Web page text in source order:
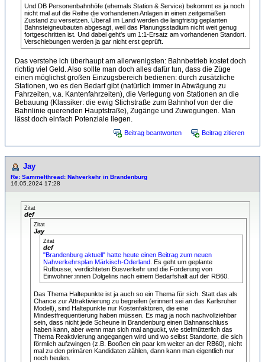
Und DB Personenbahnhöfe (ehemals Station & Service) bekommt es ja noch
nicht mal auf die Reihe die vorhandenen Anlagen in einen zeitgemäßen
Zustand zu versetzen. Überall im Land werden die langfristig geplanten
Bahnsteigneubauten abgesagt, weil das Planungsstadium nicht weit genug
fortgeschritten ist. Und dabei geht's um 1:1-Ersatz am vorhandenen Standort.
Verschiebungen werden ja gar nicht erst geprüft.
Das verstehe ich überhaupt am allerwenigsten: Bahnbetrieb kostet doch
richtig viel Geld. Also sollte man doch alles dafür tun, dass die Züge
einen möglichst großen Einzugsbereich bedienen: durch zusätzliche
Stationen, wo es den Bedarf gibt (natürlich immer in Abwägung zu
Fahrzeiten, v.a. Kantenfahrzeiten), die Verlegung von Stationen an die
Bebauung (Klassiker: die ewig Stichstraße zum Bahnhof von der die
Bahnlinie querenden Hauptstraße), Zugänge und Zuwegungen. Man
lässt doch einfach Potenziale liegen.
Beitrag beantworten Beitrag zitieren
Jay
Re: Sammelthread: Nahverkehr in Brandenburg
16.05.2024 17:28
Zitat
def
Zitat
Jay
Zitat
def
"Brandenburg aktuell" hatte heute einen Beitrag zum neuen
Nahverkehrsplan Märkisch-Oderland . Es geht um geplante
Rufbusse, verdichteten Busverkehr und die Forderung von
Einwohner:innen Dolgelins nach einem Bedarfshalt auf der RB60.
Das Thema Haltepunkte ist ja auch so ein Thema für sich. Statt das als
Chance zur Attraktivierung zu begreifen (erinnert sei an das Karlsruher
Modell), sind Haltepunkte nur Kostenfaktoren, die eine
Mindestfrequentierung haben müssen. Es mag ja noch nachvollziehbar
sein, dass nicht jede Scheune in Brandenburg einen Bahnanschluss
haben kann, aber wenn man sich mal anguckt, wie stiefmütterlich das
Thema Reaktivierung angegangen wird und wo selbst Standorte, die sich
förmlich aufzwingen (z.B. Booßen ein paar km weiter an der RB60), nicht
mal zu den primären Kandidaten zählen, dann kann man eigentlich nur
noch heulen.